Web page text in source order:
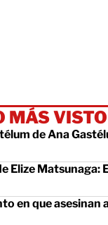
MÁS VISTO
de Ana
Elize Matsunaga:
en que asesinan